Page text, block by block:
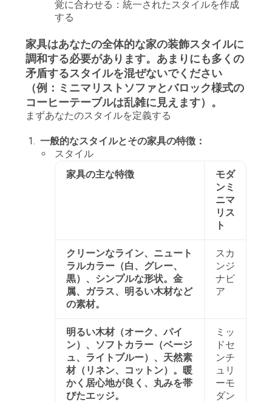
覚に合わせる：統一されたスタイルを作成
する
家具はあなたの全体的な家の装飾スタイルに
調和する必要があります。あまりにも多くの
矛盾するスタイルを混ぜないでください
（例：ミニマリストソファとバロック様式の
コーヒーテーブルは乱雑に見えます）。
まずあなたのスタイルを定義する
一般的なスタイルとその家具の特徴：
スタイル
家具の主な特徴
モダ
ンミ
ニマ
リス
ト
クリーンなライン、ニュート
ラルカラー（白、グレー、
黒）、シンプルな形状。金
属、ガラス、明るい木材など
の素材。
スカ
ンジ
ナビ
ア
明るい木材（オーク、パイ
ン）、ソフトカラー（ベージ
ュ、ライトブルー）、天然素
材（リネン、コットン）。暖
かく居心地が良く、丸みを帯
びたエッジ。
ミッ
ドセ
ンチ
ュリ
ーモ
ダン